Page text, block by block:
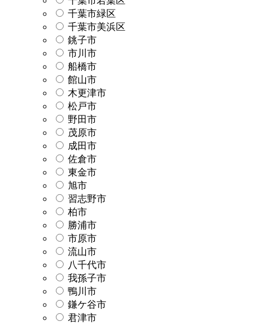
千葉市緑区
千葉市美浜区
銚子市
市川市
船橋市
館山市
木更津市
松戸市
野田市
茂原市
成田市
佐倉市
東金市
旭市
習志野市
柏市
勝浦市
市原市
流山市
八千代市
我孫子市
鴨川市
鎌ケ谷市
君津市